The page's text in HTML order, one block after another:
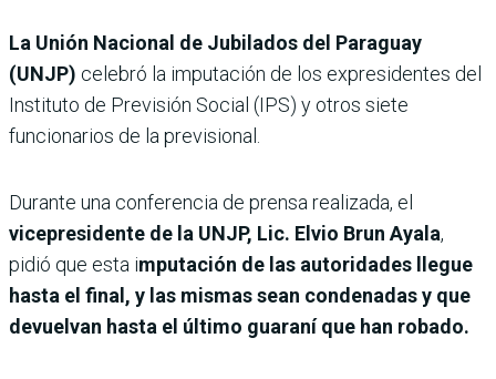
La Unión Nacional de Jubilados del Paraguay
(UNJP) celebró la imputación de los expresidentes del
Instituto de Previsión Social (IPS) y otros siete
funcionarios de la previsional.
Durante una conferencia de prensa realizada, el
vicepresidente de la UNJP, Lic. Elvio Brun Ayala,
pidió que esta imputación de las autoridades llegue
hasta el final, y las mismas sean condenadas y que
devuelvan hasta el último guaraní que han robado.